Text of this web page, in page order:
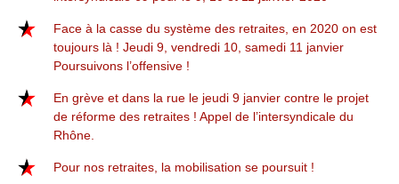
Face à la casse du système des retraites, en 2020 on est
toujours là ! Jeudi 9, vendredi 10, samedi 11 janvier
Poursuivons l’offensive !
En grève et dans la rue le jeudi 9 janvier contre le projet
de réforme des retraites ! Appel de l’intersyndicale du
Rhône.
Pour nos retraites, la mobilisation se poursuit !